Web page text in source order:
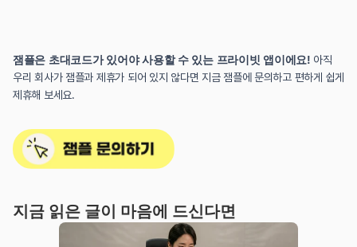
잼플은 초대코드가 있어야 사용할 수 있는 프라이빗 앱이에요! 아직
우리 회사가 잼플과 제휴가 되어 있지 않다면 지금 잼플에 문의하고 편하게 쉽게
제휴해 보세요.
지금 읽은 글이 마음에 드신다면